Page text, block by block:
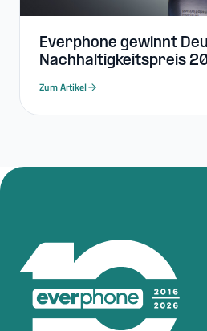
Everphone gewinnt
Nachhaltigkeitspreis
Zum Artikel